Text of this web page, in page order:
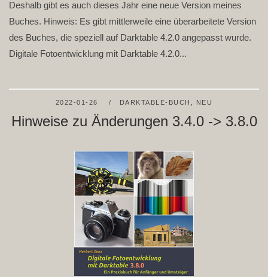
Deshalb gibt es auch dieses Jahr eine neue Version meines
Buches. Hinweis: Es gibt mittlerweile eine überarbeitete Version
des Buches, die speziell auf Darktable 4.2.0 angepasst wurde.
Digitale Fotoentwicklung mit Darktable 4.2.0...
2022-01-26 DARKTABLE-BUCH NEU
Hinweise zu Änderungen 3.4.0 -> 3.8.0